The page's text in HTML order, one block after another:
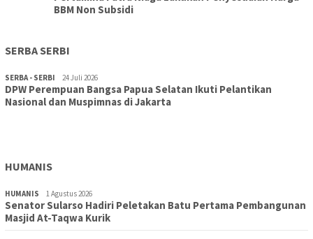
BBM Non Subsidi
SERBA SERBI
SERBA - SERBI 24 Juli 2026
DPW Perempuan Bangsa Papua Selatan Ikuti Pelantikan
Nasional dan Muspimnas di Jakarta
TOPIK 30 Juli 2026
Wujudkan Sekolah Adiwiyata:SD Inpres Polder Merauke
HUMANIS
HUMANIS 1 Agustus 2026
Senator Sularso Hadiri Peletakan Batu Pertama Pembangunan
Masjid At-Taqwa Kurik